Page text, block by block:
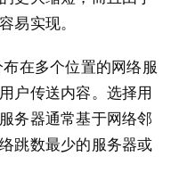
易实现。
在多个位置的网络服
户传送内容。选择用
务器通常基于网络邻
跳数最少的服务器或